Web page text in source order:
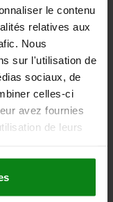
le contenu
relatives aux
Nous
sur l'utilisation de
sociaux, de
celles-ci
avez fournies
de leurs
ont